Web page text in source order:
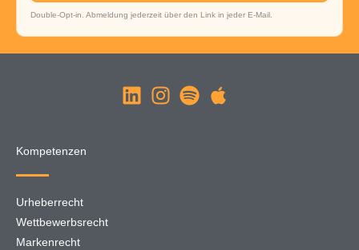
Double-Opt-in. Abmeldung jederzeit über den Link in jeder E-Mail.
Kompetenzen
Urheberrecht
Wettbewerbsrecht
Markenrecht